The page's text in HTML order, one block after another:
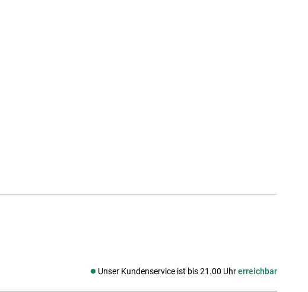
Unser Kundenservice ist bis 21.00 Uhrerreichbar
Social media